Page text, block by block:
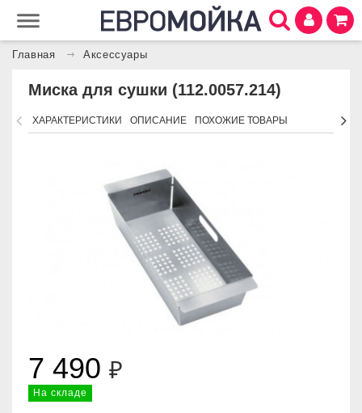
Главная Аксессуары
Миска для сушки (112.0057.214)
ХАРАКТЕРИСТИКИ ОПИСАНИЕ ПОХОЖИЕ ТОВАРЫ
7 490 ₽
На складе